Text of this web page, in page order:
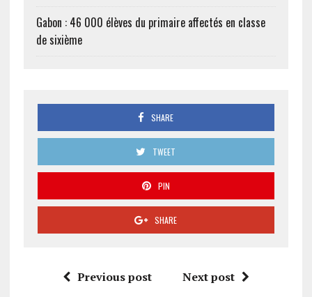
Gabon : 46 000 élèves du primaire affectés en classe
de sixième
SHARE
TWEET
PIN
SHARE
Previous post Next post